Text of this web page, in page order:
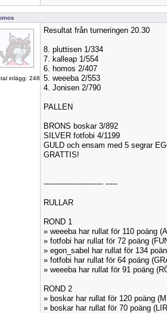
inlägg: 248
Resultat från turneringen 20.30
8. pluttisen 1/334
7. kalleap 1/554
6. homos 2/407
5. weeeba 2/553
4. Jonisen 2/790
PALLEN
BRONS boskar 3/892
SILVER fotfobi 4/1199
GULD och ensam med 5 segrar
GRATTIS!
------------------------- -----
RULLAR
ROND 1
» weeeba har rullat för 110 poäng
» fotfobi har rullat för 72 poäng
» egon_sabel har rullat för 134
» fotfobi har rullat för 64 poäng
» weeeba har rullat för 91 poäng
ROND 2
» boskar har rullat för 120 poäng
» boskar har rullat för 70 poäng